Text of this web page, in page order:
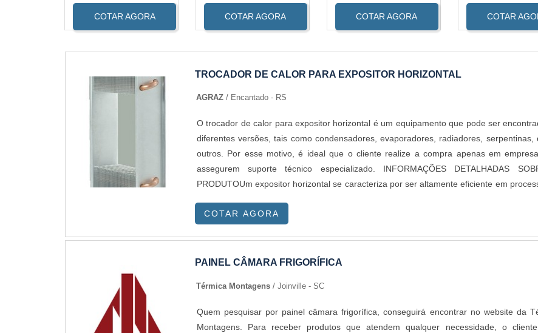
COTAR AGORA COTAR AGORA COTAR AGORA COTAR
TROCADOR DE CALOR PARA EXPOSITOR HORIZONTAL
AGRAZ / Encantado - RS
O trocador de calor para expositor horizontal é um equipamento que pode ser
diferentes versões, tais como condensadores, evaporadores, radiadores, serpentinas,
outros. Por esse motivo, é ideal que o cliente realize a compra apenas em
assegurem suporte técnico especializado. INFORMAÇÕES DETALHADAS
PRODUTOUm expositor horizontal se caracteriza por ser altamente eficiente em
COTAR AGORA
PAINEL CÂMARA FRIGORÍFICA
Térmica Montagens / Joinville - SC
Quem pesquisar por painel câmara frigorífica, conseguirá encontrar no website da
Montagens. Para receber produtos que atendem qualquer necessidade, o